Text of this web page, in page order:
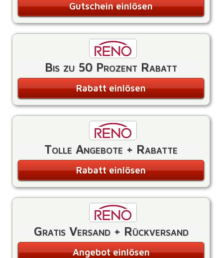
Gutschein einlösen
Bis zu 50 Prozent Rabatt
Rabatt einlösen
Tolle Angebote + Rabatte
Rabatt einlösen
Gratis Versand + Rückversand
Angebot einlösen